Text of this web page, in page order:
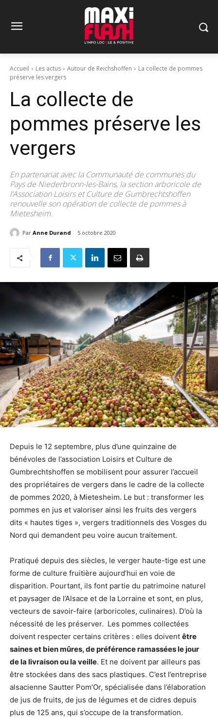
Accueil Les actus Autour de Reichshoffen
La collecte de pommes
préserve les vergers
La collecte de
pommes préserve les
vergers
En partenariat avec la Communauté de communes du
Pays de Niederbronn-les-Bains, la section arboricole de
l’Association Loisirs et Culture de Gumbrechtshoffen
renouvelle son opération de collecte de pommes à
Mietesheim.
Par Anne Durand 5 octobre 2020
Depuis le 12 septembre, plus d’une quinzaine de
bénévoles de l’association Loisirs et Culture de
Gumbrechtshoffen se mobilisent pour assurer l’accueil
des propriétaires de vergers dans le cadre de la collecte
de pommes 2020, à Mietesheim. Le but : transformer les
pommes en jus et valoriser ainsi les fruits des vergers
dits « hautes tiges », vergers traditionnels des Vosges du
Nord qui demandent peu voire aucun traitement.
Pratiqué depuis des siècles, le verger haute-tige est une
forme de culture fruitière aujourd’hui en voie de
disparition. Pourtant, ils font partie du patrimoine naturel
et paysager de l’Alsace et de la Lorraine et sont, en plus,
vecteurs de savoir-faire (arboricoles, culinaires). D’où la
nécessité de les préserver. Les pommes collectées
doivent respecter certains critères : elles doivent être
saines et bien mûres, de préférence ramassées le jour
de la livraison ou la veille. Et ne doivent par ailleurs pas
être stockées dans des sacs plastiques. C’est l’entreprise
alsacienne Sautter Pom’Or, spécialisée dans l’élaboration
de jus de fruits, de jus de légumes et de cidres depuis
plus de 125 ans, qui s’occupe de la transformation.